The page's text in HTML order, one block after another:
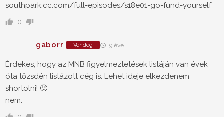
southpark.cc.com/full-episodes/s18e01-go-fund-yourself
0
gaborr Vendég 9 éve
Érdekes, hogy az MNB figyelmeztetések listáján van évek
óta tőzsdén listázott cég is. Lehet ideje elkezdenem
shortolni! 🙂
nem.